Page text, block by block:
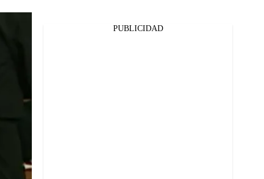
PUBLICIDAD